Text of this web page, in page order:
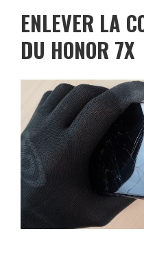
ENLEVER LA
DU HONOR 7X